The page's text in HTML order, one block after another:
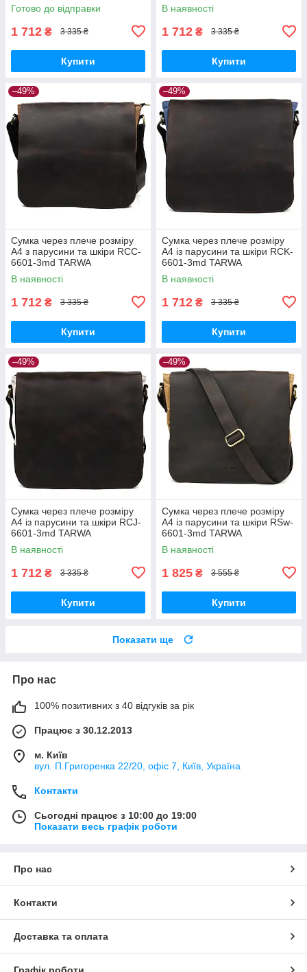
Готово до відправки
1 712 ₴ 3 335 ₴
Купити
В наявності
1 712 ₴ 3 335 ₴
Купити
–49%
Сумка через плече розміру
А4 з парусини та шкіри RCC-
6601-3md TARWA
В наявності
1 712 ₴ 3 335 ₴
Купити
–49%
Сумка через плече розміру
А4 із парусини та шкіри RCK-
6601-3md TARWA
В наявності
1 712 ₴ 3 335 ₴
Купити
–49%
Сумка через плече розміру
А4 із парусини та шкіри RCJ-
6601-3md TARWA
В наявності
1 712 ₴ 3 335 ₴
Купити
–49%
Сумка через плече розміру
А4 із парусини та шкіри RSw-
6601-3md TARWA
В наявності
1 825 ₴ 3 555 ₴
Купити
Показати ще
Про нас
100% позитивних з 40 відгуків за рік
Працює з 30.12.2013
м. Київ
вул. П.Григоренка 22/20, офіс 7, Київ, Україна
Контакти
Сьогодні працює з 10:00 до 19:00
Показати весь графік роботи
Про нас
Контакти
Доставка та оплата